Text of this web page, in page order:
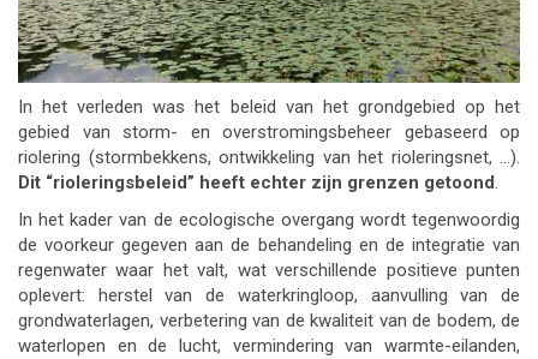
In het verleden was het beleid van het grondgebied op het
gebied van storm- en overstromingsbeheer gebaseerd op
riolering (stormbekkens, ontwikkeling van het rioleringsnet, …).
Dit “rioleringsbeleid” heeft echter zijn grenzen getoond.
In het kader van de ecologische overgang wordt tegenwoordig
de voorkeur gegeven aan de behandeling en de integratie van
regenwater waar het valt, wat verschillende positieve punten
oplevert: herstel van de waterkringloop, aanvulling van de
grondwaterlagen, verbetering van de kwaliteit van de bodem, de
waterlopen en de lucht, vermindering van warmte-eilanden,